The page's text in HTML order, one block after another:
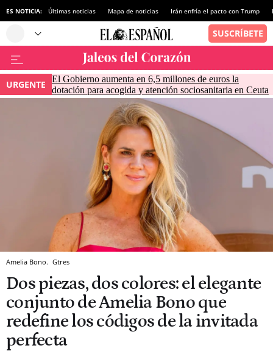
ES NOTICIA: Últimas noticias Mapa de noticias Irán enfría el pacto con Trump
URGENTE
El Gobierno aumenta en 6,5 millones de euros la
dotación para acogida y atención sociosanitaria en Ceuta
Amelia Bono. Gtres
Dos piezas, dos colores: el elegante
conjunto de Amelia Bono que
redefine los códigos de la invitada
perfecta